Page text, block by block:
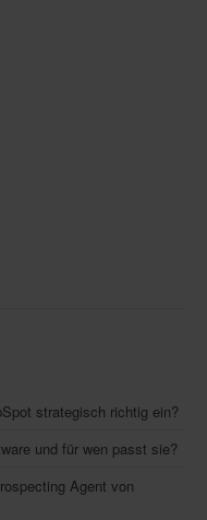
strategisch richtig ein?
und für wen passt sie?
Agent von